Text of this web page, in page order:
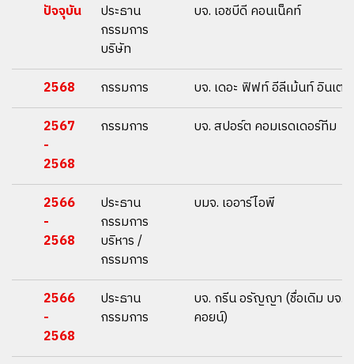
ปัจจุบัน
ประธาน
กรรมการ
บริษัท
บจ. เอชบีดี คอนเน็คท์
2568 กรรมการ
บจ. เดอะ ฟิฟท์ อีลีเม้นท์ อินเต
2567
-
2568
กรรมการ บจ. สปอร์ต คอมเรดเดอร์ทีม
2566
-
2568
ประธาน
กรรมการ
บริหาร /
กรรมการ
บมจ. เออาร์ไอพี
2566
-
2568
ประธาน
กรรมการ
บจ. กรีน อรัญญา (ชื่อเดิม บจ.
คอยน์)